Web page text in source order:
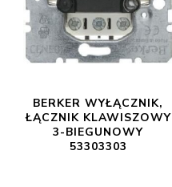
BERKER WYŁĄCZNIK,
ŁĄCZNIK KLAWISZOWY
3-BIEGUNOWY
53303303